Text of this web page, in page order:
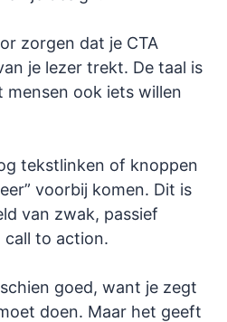
zorgen dat je CTA
je lezer trekt. De taal is
ook iets willen
tekstlinken of knoppen
voorbij komen. Dit is
van zwak, passief
call to action.
goed, want je zegt
doen. Maar het geeft